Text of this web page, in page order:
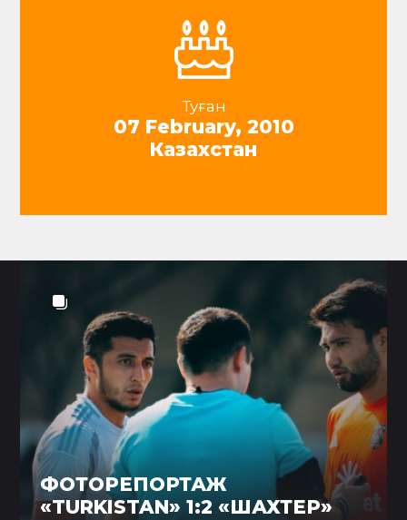
Туған
07 February, 2010
Казахстан
ФОТОРЕПОРТАЖ
«TURKISTAN» 1:2 «ШАХТЕР»